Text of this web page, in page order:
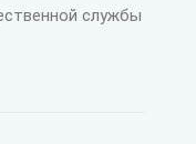
службы